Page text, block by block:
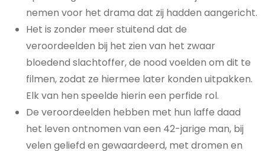
nemen voor het drama dat zij hadden aangericht.
Het is zonder meer stuitend dat de
veroordeelden bij het zien van het zwaar
bloedend slachtoffer, de nood voelden om dit te
filmen, zodat ze hiermee later konden uitpakken.
Elk van hen speelde hierin een perfide rol.
De veroordeelden hebben met hun laffe daad
het leven ontnomen van een 42-jarige man, bij
velen geliefd en gewaardeerd, met dromen en